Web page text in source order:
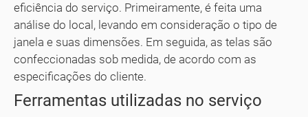
eficiência do serviço. Primeiramente, é feita uma
análise do local, levando em consideração o tipo de
janela e suas dimensões. Em seguida, as telas são
confeccionadas sob medida, de acordo com as
especificações do cliente.
Ferramentas utilizadas no serviço